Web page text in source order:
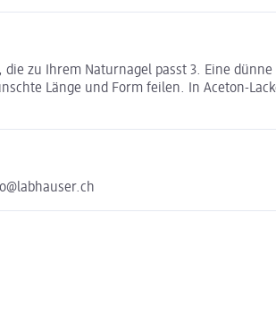
zu Ihrem Naturnagel passt 3. Eine
Länge und Form feilen. In Aceton-